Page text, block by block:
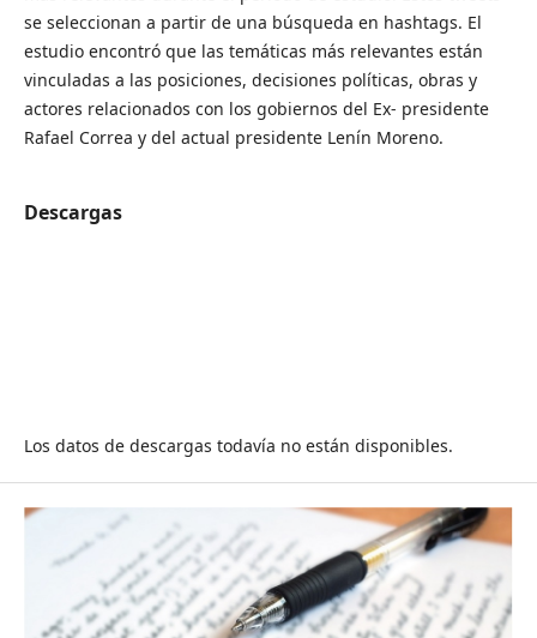
se seleccionan a partir de una búsqueda en hashtags. El
estudio encontró que las temáticas más relevantes están
vinculadas a las posiciones, decisiones políticas, obras y
actores relacionados con los gobiernos del Ex- presidente
Rafael Correa y del actual presidente Lenín Moreno.
Descargas
Los datos de descargas todavía no están disponibles.